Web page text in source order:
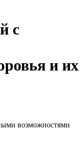
с
и их
возможностями